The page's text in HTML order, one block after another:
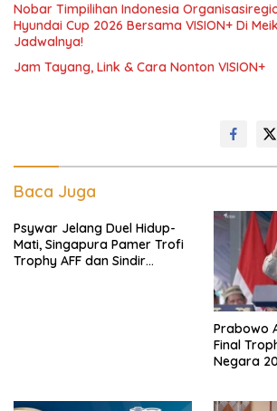
Nobar Timpilihan Indonesia
Hyundai Cup 2026 Bersama VISION+ Di
Jadwalnya!
Jam Tayang, Link & Cara Nonton VISION+
Baca Juga
Psywar Jelang Duel Hidup-
Mati, Singapura Pamer Trofi
Trophy AFF dan Sindir
Prabowo
Final
Negara